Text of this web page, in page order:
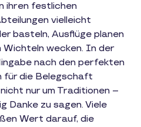
ihren festlichen
vielleicht
basteln, Ausflüge planen
Wichteln wecken. In der
nach den perfekten
für die Belegschaft
nur um Traditionen –
Danke zu sagen. Viele
Wert darauf, die